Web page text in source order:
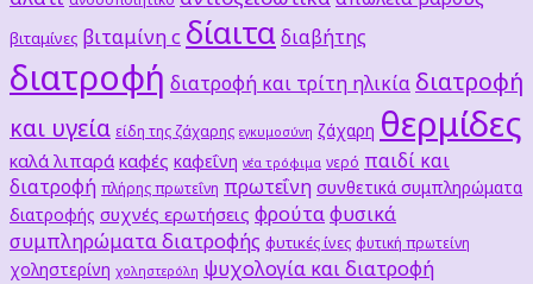
βιταμίνες βιταμίνη c δίαιτα διαβήτης
διατροφή διατροφή και τρίτη ηλικία διατροφή
και υγεία είδη της ζάχαρης εγκυμοσύνη ζάχαρη θερμίδες
καλά λιπαρά καφές καφεΐνη νέα τρόφιμα νερό παιδί και
διατροφή πλήρης πρωτεΐνη πρωτεΐνη συνθετικά συμπληρώματα
διατροφής συχνές ερωτήσεις φρούταφυσικά
συμπληρώματα διατροφής φυτικές ίνες φυτική πρωτείνη
χοληστερίνη χοληστερόλη ψυχολογία και διατροφή